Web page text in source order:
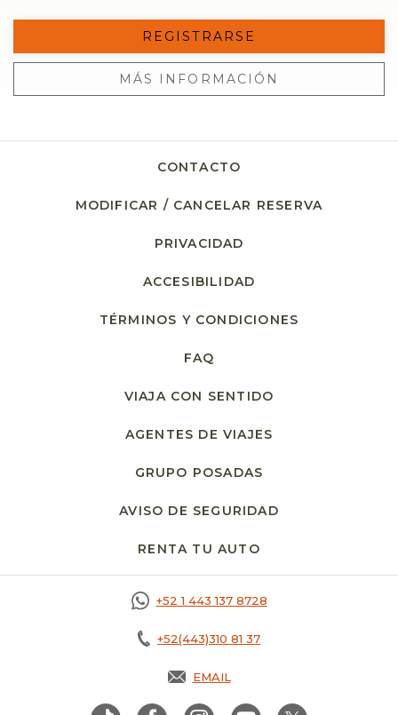
REGISTRARSE
MÁS INFORMACIÓN
CONTACTO
MODIFICAR / CANCELAR RESERVA
PRIVACIDAD
ACCESIBILIDAD
TÉRMINOS Y CONDICIONES
FAQ
VIAJA CON SENTIDO
AGENTES DE VIAJES
GRUPO POSADAS
AVISO DE SEGURIDAD
RENTA TU AUTO
+52 1 443 137 8728
+52(443)310 81 37
EMAIL